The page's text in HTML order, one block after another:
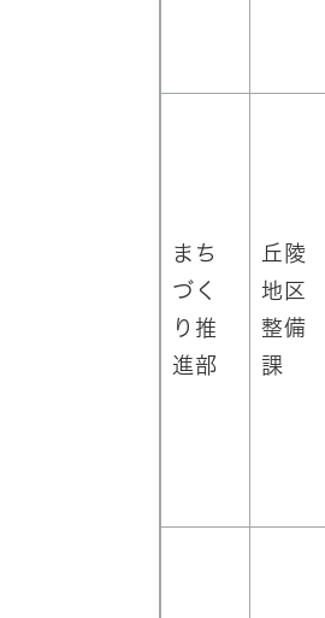
まち
づく
り推
進部
丘陵
地区
整備
課